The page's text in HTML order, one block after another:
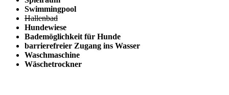
Swimmingpool
Hallenbad
Hundewiese
Bademöglichkeit für Hunde
barrierefreier Zugang ins Wasser
Waschmaschine
Wäschetrockner